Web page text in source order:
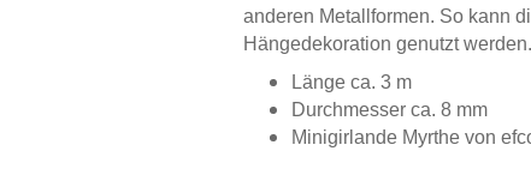
anderen Metallformen. So kann
Hängedekoration genutzt werden.
Länge ca. 3 m
Durchmesser ca. 8 mm
Minigirlande Myrthe von